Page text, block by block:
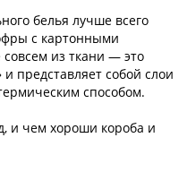
белья лучше всего
с картонными
из ткани — это
представляет собой слои
способом.
и чем хороши короба и